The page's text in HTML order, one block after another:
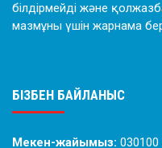
білдірмейді және
мазмұны үшін жарнама
БІЗБЕН БАЙЛАНЫС
Мекен-жайымыз: